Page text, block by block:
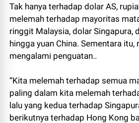
Tak hanya terhadap dolar AS,
melemah terhadap mayoritas
ringgit Malaysia, dolar Singapura,
hingga yuan China. Sementara
mengalami penguatan..
“Kita melemah terhadap semua
paling dalam kita melemah
lalu yang kedua terhadap
berikutnya terhadap Hong Kong